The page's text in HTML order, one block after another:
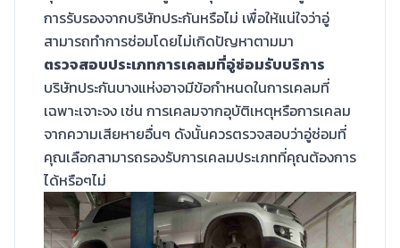
การรับรองจากบริษัทประกันหรือไม่ เพื่อให้แน่ใจว่าอู่
สามารถทำการซ่อมโดยไม่เกิดปัญหาตามมา
ตรวจสอบประเภทการเคลมที่อู่ซ่อมรับบริการ
บริษัทประกันบางแห่งอาจมีข้อกำหนดในการเคลมที่
เฉพาะเจาะจง เช่น การเคลมจากอุบัติเหตุหรือการเคลม
จากความเสียหายอื่นๆ ดังนั้นควรตรวจสอบว่าอู่ซ่อมที่
คุณเลือกสามารถรองรับการเคลมประเภทที่คุณต้องการ
ได้หรือๆไม่